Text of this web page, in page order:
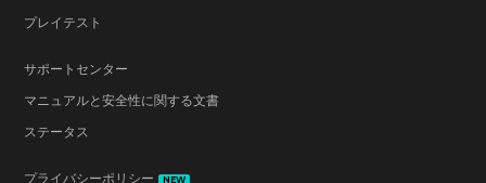
プレイテスト
サポートセンター
マニュアルと安全性に関する文書
ステータス
プライバシーポリシー NEW